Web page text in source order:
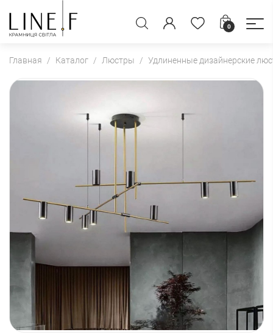
0
Главная Каталог Люстры Удлиненные дизайнерские